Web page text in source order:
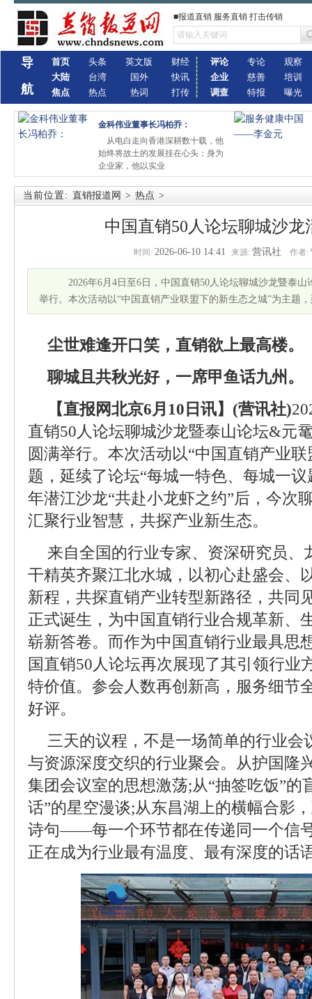
■报道直销 服务直销 打击传销
导
航
首页
大陆
焦点
头条
台湾
热点
英文版
国外
热词
财经
快讯
打传
评论
企业
调查
专论
慈善
特报
观察
培训
曝光
金科伟业董事长冯柏乔：
从电白走向香港深耕数十载，他
始终将故土的发展挂在心头；身为
企业家，他以实业
当前位置: 直销报道网 > 热点 >
中国直销50人论坛聊城沙龙
时间: 2026-06-10 14:41 来源: 营讯社 作者:
2026年6月4日至6日，中国直销50人论坛聊城沙龙暨泰
举行。本次活动以“中国直销产业联盟下的新生态之城”为主题
尘世难逢开口笑，直销欲上最高楼。
聊城且共秋光好，一席甲鱼话九州。
【直报网北京6月10日讯】(营讯社)
直销50人论坛聊城沙龙暨泰山论坛&元
圆满举行。本次活动以“中国直销产业
题，延续了论坛“每城一特色、每城一
年潜江沙龙“共赴小龙虾之约”后，今次
汇聚行业智慧，共探产业新生态。
来自全国的行业专家、资深研究员、
干精英齐聚江北水城，以初心赴盛会、
新程，共探直销产业转型新路径，共同
正式诞生，为中国直销行业合规革新、
崭新答卷。而作为中国直销行业最具思
国直销50人论坛再次展现了其引领行业
特价值。参会人数再创新高，服务细节
好评。
三天的议程，不是一场简单的行业会
与资源深度交织的行业聚会。从护国隆
集团会议室的思想激荡;从“抽签吃饭”的
话”的星空漫谈;从东昌湖上的横幅合影
诗句——每一个环节都在传递同一个信
正在成为行业最有温度、最有深度的话